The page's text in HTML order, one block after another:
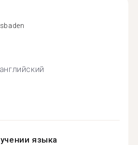
английский
языка